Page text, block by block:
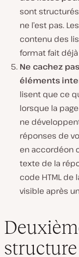
sont
ne l’est pas.
contenu des
format fait déjà
Ne cachez
éléments
lisent que ce
lorsque la
ne
réponses de
en accordéon
texte de la
code HTML de
visible après